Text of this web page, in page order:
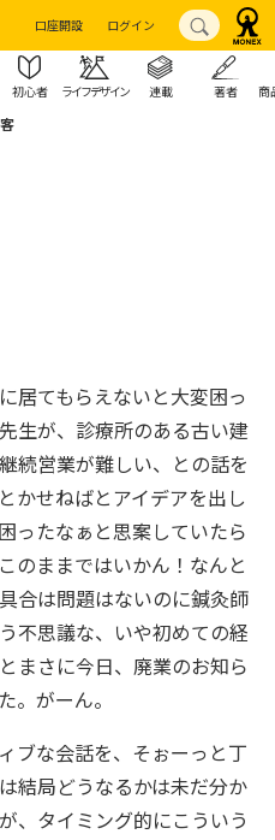
口座開設 ログイン
初心者 ライフデザイン 連載 著者 商
居てもらえないと大変困っ
生が、診療所のある古い建
続営業が難しい、との話を
かせねばとアイデアを出し
ったなぁと思案していたら
のままではいかん！なんと
合は問題はないのに鍼灸師
不思議な、いや初めての経
まさに今日、廃業のお知ら
。がーん。
ブな会話を、そぉーっと丁
結局どうなるかは未だ分か
、タイミング的にこういう